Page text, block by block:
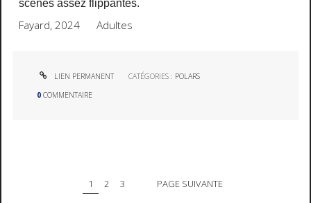
scènes assez flippantes.
Fayard, 2024 Adultes
LIEN PERMANENT CATÉGORIES : POLARS
0 COMMENTAIRE
1 2 3 PAGE SUIVANTE